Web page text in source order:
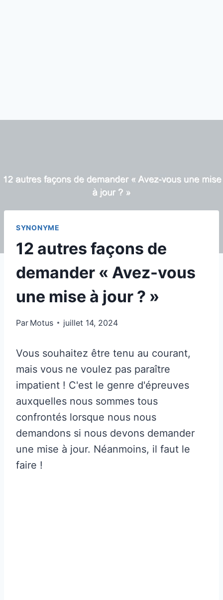
SYNONYME
12 autres façons de
demander « Avez-vous
une mise à jour ? »
Par Motus juillet 14, 2024
Vous souhaitez être tenu au courant,
mais vous ne voulez pas paraître
impatient ! C'est le genre d'épreuves
auxquelles nous sommes tous
confrontés lorsque nous nous
demandons si nous devons demander
une mise à jour. Néanmoins, il faut le
faire !